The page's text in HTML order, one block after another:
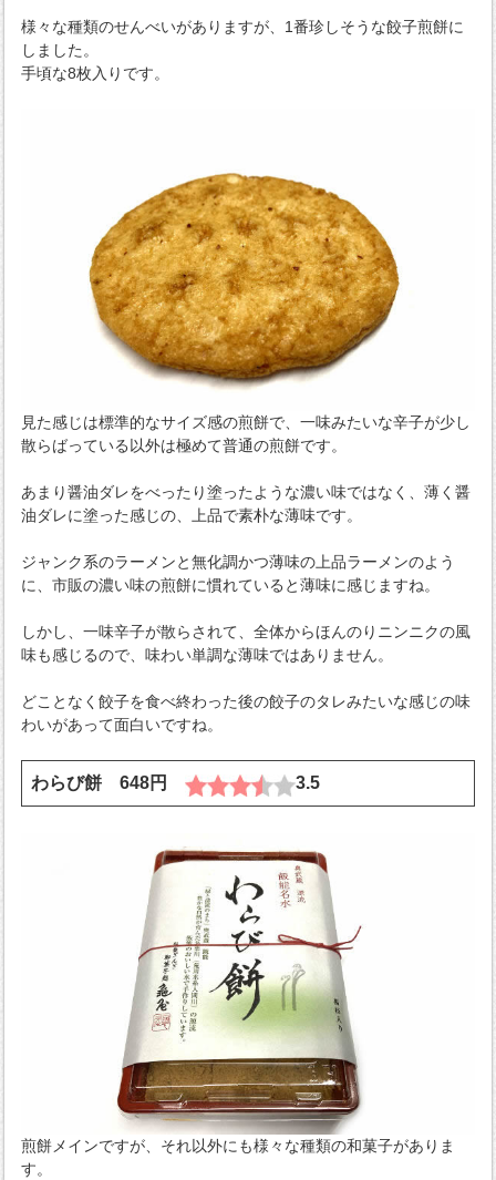
様々な種類のせんべいがありますが、1番珍しそうな餃子煎餅に
しました。
手頃な8枚入りです。
見た感じは標準的なサイズ感の煎餅で、一味みたいな辛子が少し
散らばっている以外は極めて普通の煎餅です。
あまり醤油ダレをべったり塗ったような濃い味ではなく、薄く醤
油ダレに塗った感じの、上品で素朴な薄味です。
ジャンク系のラーメンと無化調かつ薄味の上品ラーメンのよう
に、市販の濃い味の煎餅に慣れていると薄味に感じますね。
しかし、一味辛子が散らされて、全体からほんのりニンニクの風
味も感じるので、味わい単調な薄味ではありません。
どことなく餃子を食べ終わった後の餃子のタレみたいな感じの味
わいがあって面白いですね。
わらび餅 648円 3.5
煎餅メインですが、それ以外にも様々な種類の和菓子がありま
す。